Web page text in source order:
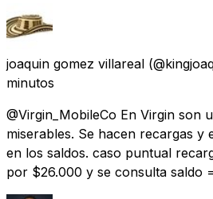
joaquin gomez villareal
minutos
@Virgin_MobileCo En Virgin son
miserables. Se hacen recargas y
en los saldos. caso puntual
por $26.000 y se consulta saldo